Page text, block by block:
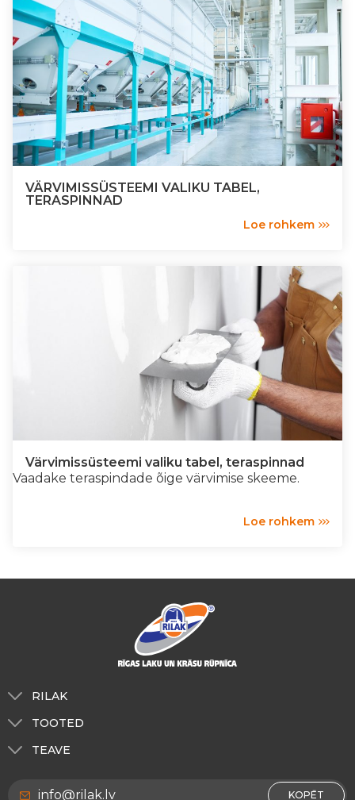
VÄRVIMISSÜSTEEMI VALIKU TABEL,
TERASPINNAD
Loe rohkem
Värvimissüsteemi valiku tabel, teraspinnad
Vaadake teraspindade õige värvimise skeeme.
Loe rohkem
RILAK
Meist
RILAK Leedu
TOOTED
Välistöödeks
Dekoratiiv värvid RILAKDEKOR
TEAVE
Privaatsuspoliitika
info@rilak.lv KOPĒT